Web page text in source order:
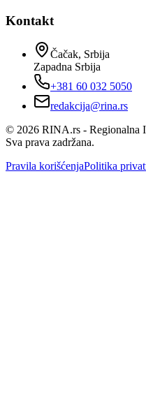
Kontakt
Čačak, Srbija
Zapadna Srbija
+381 60 032 5050
redakcija@rina.rs
© 2026 RINA.rs - Regionalna
Sva prava zadržana.
Pravila korišćenjaPolitika